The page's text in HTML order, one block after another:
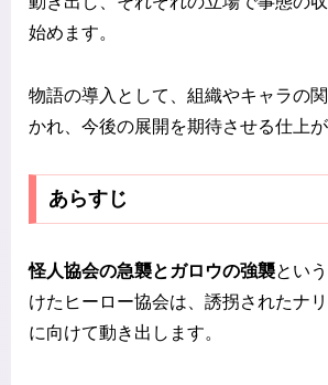
始めます。
物語の導入として、組織やキャラの
かれ、今後の展開を期待させる仕上が
あらすじ
怪人協会の急襲とガロウの強襲とい
けたヒーロー協会は、誘拐されたナ
に向けて動き出します。